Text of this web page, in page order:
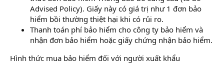
Advised Policy). Giấy này có giá trị như 1 đơn bảo
hiểm bồi thường thiệt hại khi có rủi ro.
Thanh toán phí bảo hiểm cho công ty bảo hiểm và
nhận đơn bảo hiểm hoặc giấy chứng nhận bảo hiểm.
Hình thức mua bảo hiểm đối với người xuất khẩu